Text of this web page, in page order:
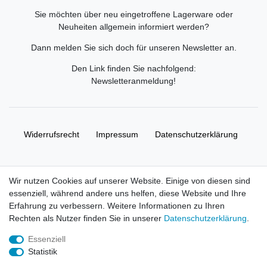
Sie möchten über neu eingetroffene Lagerware oder
Neuheiten allgemein informiert werden?
Dann melden Sie sich doch für unseren Newsletter an.
Den Link finden Sie nachfolgend:
Newsletteranmeldung!
Widerrufs­recht Impressum Daten­schutz­erklärung
© Copyright 2026 | Alle Rechte vorbehalten. HL-
Handelsgesellschaft mbH.
Alle Markennamen, Warenzeichen sowie sämtliche Produktbilder
und Beschreibungen sind Eigentum Ihrer rechtmäßigen
Wir nutzen Cookies auf unserer Website. Einige von diesen sind
essenziell, während andere uns helfen, diese Website und Ihre
Erfahrung zu verbessern. Weitere Informationen zu Ihren
Rechten als Nutzer finden Sie in unserer Daten­schutz­erklärung
Essenziell
Statistik